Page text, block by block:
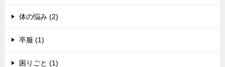
体の悩み (2)
卒服 (1)
困りごと (1)